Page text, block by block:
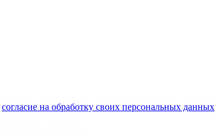
согласие на обработку своих персональных данных